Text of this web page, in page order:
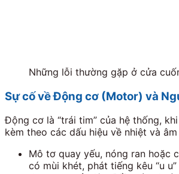
Những lỗi thường gặp ở cửa
Sự cố về Động cơ (Motor) và
Động cơ là “trái tim” của hệ thống,
kèm theo các dấu hiệu về nhiệt và
Mô tơ quay yếu, nóng ran hoặc
có mùi khét, phát tiếng kêu “u